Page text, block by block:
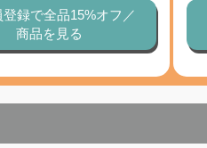
登録で全品15%オフ／
商品を見る